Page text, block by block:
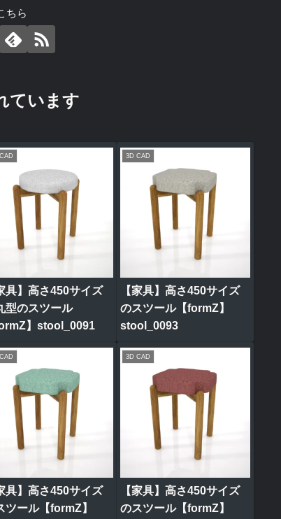
ちら
ています
具】高さ450サイズ
型のスツール
】stool_0091
3D CAD
【家具】高さ450サイズ
のスツール【formZ】
stool_0093
具】高さ450サイズ
ツール【formZ】
3D CAD
【家具】高さ450サイズ
のスツール【formZ】